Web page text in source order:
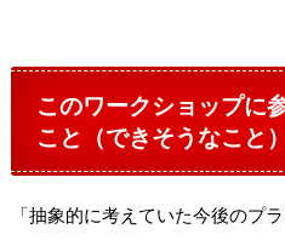
このワークショップに
こと（できそうなこと
「抽象的に考えていた今後のプラ